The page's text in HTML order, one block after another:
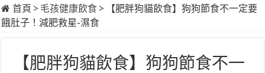
首頁 > 毛孩健康飲食 >
【肥胖狗貓飲食】狗狗節食不一定要
餓肚子！減肥救星-濕食
【肥胖狗貓飲食】狗狗節食不一